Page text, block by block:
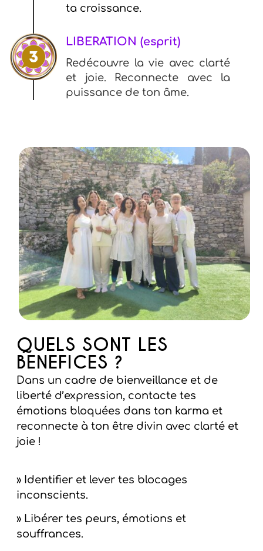
ta croissance.
LIBERATION (esprit)
Redécouvre la vie avec clarté
et joie.
Reconnecte avec la
puissance de ton âme.
QUELS SONT LES
BENEFICES ?
Dans un cadre de bienveillance et de
liberté d’expression, contacte tes
émotions bloquées dans ton karma et
reconnecte à ton être divin avec clarté et
joie !
» Identifier et lever tes blocages
inconscients.
» Libérer tes peurs, émotions et
souffrances.